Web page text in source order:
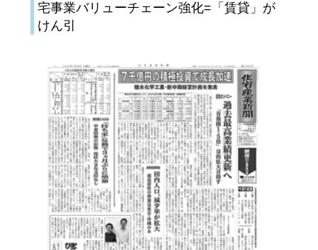
宅事業バリューチェーン強化=「賃貸」が
けん引